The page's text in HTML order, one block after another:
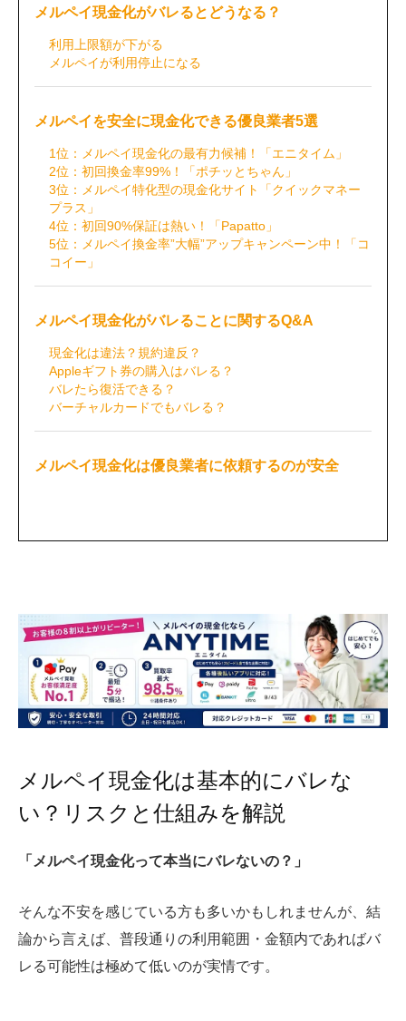
メルペイ現金化がバレるとどうなる？
利用上限額が下がる
メルペイが利用停止になる
メルペイを安全に現金化できる優良業者5選
1位：メルペイ現金化の最有力候補！「エニタイム」
2位：初回換金率99%！「ポチッとちゃん」
3位：メルペイ特化型の現金化サイト「クイックマネー
プラス」
4位：初回90%保証は熱い！「Papatto」
5位：メルペイ換金率”大幅”アップキャンペーン中！「コ
コイー」
メルペイ現金化がバレることに関するQ&A
現金化は違法？規約違反？
Appleギフト券の購入はバレる？
バレたら復活できる？
バーチャルカードでもバレる？
メルペイ現金化は優良業者に依頼するのが安全
メルペイ現金化は基本的にバレな
い？リスクと仕組みを解説
「メルペイ現金化って本当にバレないの？」
そんな不安を感じている方も多いかもしれませんが、結
論から言えば、普段通りの利用範囲・金額内であればバ
レる可能性は極めて低いのが実情です。